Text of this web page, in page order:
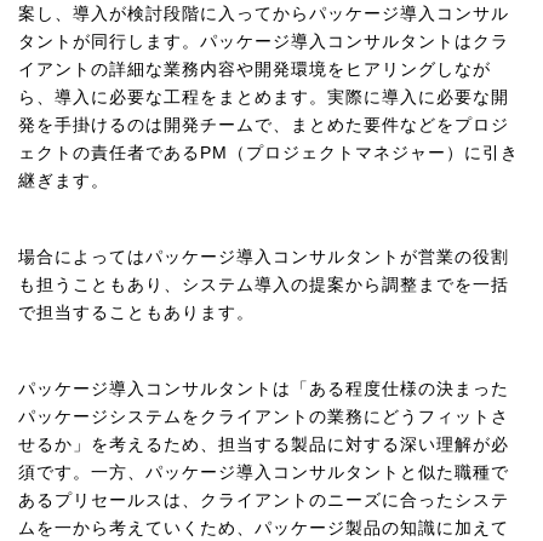
案し、導入が検討段階に入ってからパッケージ導入コンサル
タントが同行します。パッケージ導入コンサルタントはクラ
イアントの詳細な業務内容や開発環境をヒアリングしなが
ら、導入に必要な工程をまとめます。実際に導入に必要な開
発を手掛けるのは開発チームで、まとめた要件などをプロジ
ェクトの責任者であるPM（プロジェクトマネジャー）に引き
継ぎます。
場合によってはパッケージ導入コンサルタントが営業の役割
も担うこともあり、システム導入の提案から調整までを一括
で担当することもあります。
パッケージ導入コンサルタントは「ある程度仕様の決まった
パッケージシステムをクライアントの業務にどうフィットさ
せるか」を考えるため、担当する製品に対する深い理解が必
須です。一方、パッケージ導入コンサルタントと似た職種で
あるプリセールスは、クライアントのニーズに合ったシステ
ムを一から考えていくため、パッケージ製品の知識に加えて